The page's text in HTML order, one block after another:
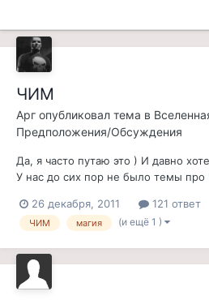
ЧИМ
Арг опубликовал тема в
Предположения/Обсуждения
Да, я часто путаю это ) И давно
У нас до сих пор не было темы
Sincerely yours, Phoenix_Neko
26 декабря, 2011 121 ответ
ЧИМ магия (и ещё 1 )